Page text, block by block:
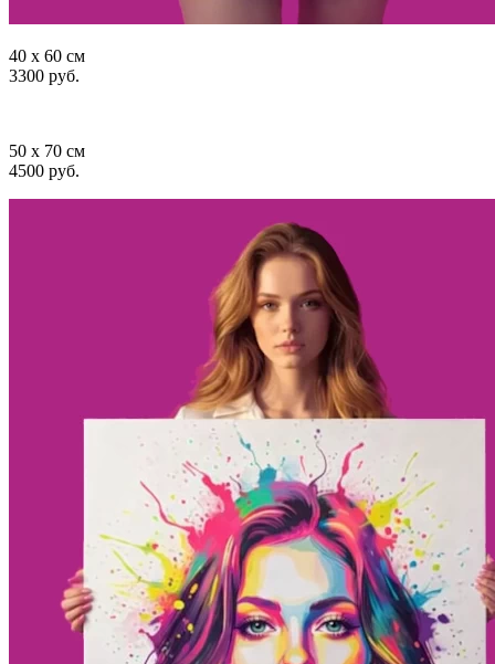
40 x 60 см
3300 руб.
50 x 70 см
4500 руб.